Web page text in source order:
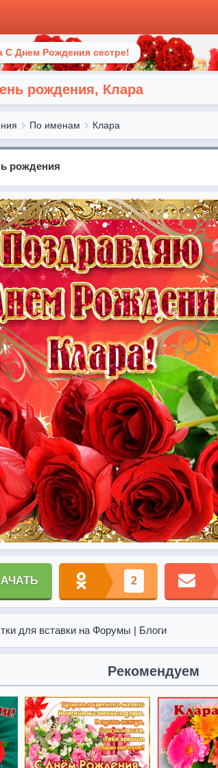
С Днем Рождения сестре!
рождения, Клара
По именам Клара
рождения
2
для вставки на Форумы | Блоги
Рекомендуем